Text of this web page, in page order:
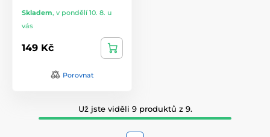
Skladem, v pondělí 10. 8. u
vás
149 Kč
Porovnat
Už jste viděli 9 produktů z 9.